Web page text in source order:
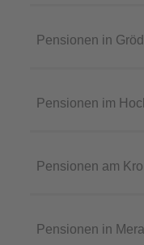
Pensionen in
Pensionen im
Pensionen am
Pensionen in